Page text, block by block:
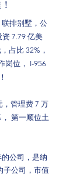
排别墅，公
7.79 亿美
占比 32%，
岗位， I-956
，管理费 7 万
第一顺位土
公司，是纳
子公司，市值